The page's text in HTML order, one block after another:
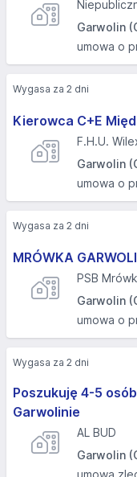
Garwolin
umowa o
Kierowca C+E
F.H.U.
Garwolin
umowa o
Wygasa za 2 dni
MRÓWKA
PSB
Garwolin
umowa o
Wygasa za 2 dni
Poszukuję 4-5
Garwolinie
AL BUD
Garwolin
umowa
Wygasa za 2 dni